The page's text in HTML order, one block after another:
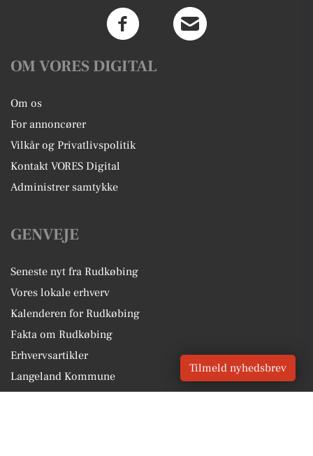
OM VORES DIGITAL
Om os
For annoncører
Vilkår og Privatlivspolitik
Kontakt VORES Digital
Administrer samtykke
GENVEJE
Seneste nyt fra Rudkøbing
Vores lokale erhverv
Kalenderen for Rudkøbing
Fakta om Rudkøbing
Erhvervsartikler
Langeland Kommune
Tilmeld nyhedsbrev